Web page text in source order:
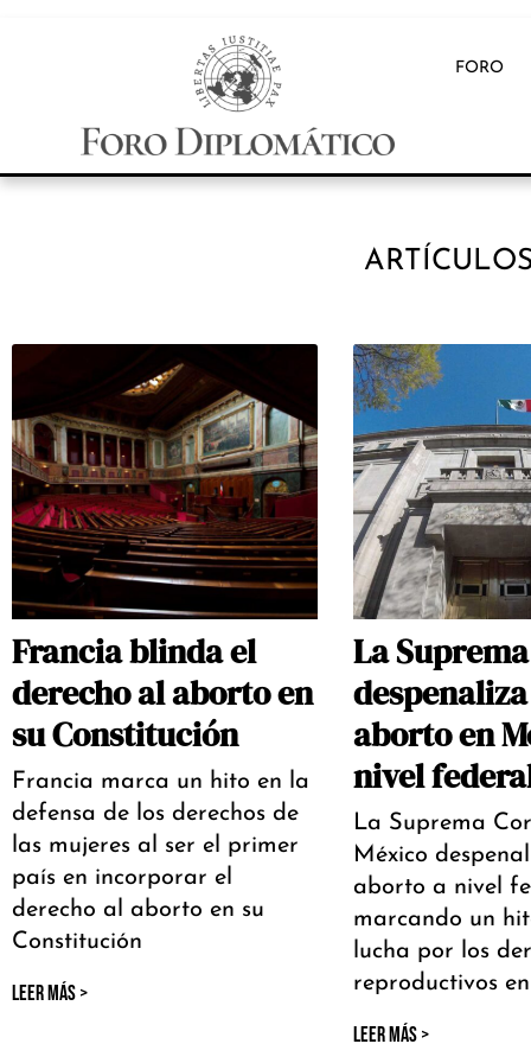
FORO
Francia blinda el
derecho al aborto en
su Constitución
Francia marca un hito en la
defensa de los derechos de
las mujeres al ser el primer
país en incorporar el
derecho al aborto en su
Constitución
LEER MÁS >
La
aborto en
nivel
La Suprema
México
aborto a nivel
marcando un
lucha por los
reproductivos
LEER MÁS >